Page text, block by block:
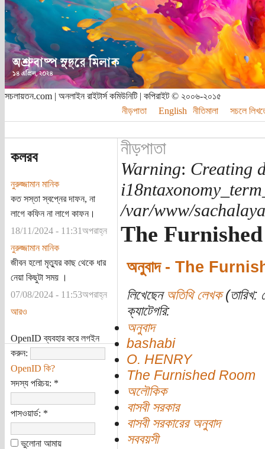
সচলায়তন.com | অনলাইন রাইটার্স কমিউনিটি | কপিরাইট © ২০০৬-২০১৫
নীড়পাতা
English নীতিমালা সচলে
কলরব
নুরুজ্জামান মানিক
কত সস্তা স্বপ্নের দাফন, না
লাগে কফিন না লাগে কাফন।
18/11/2024 - 11:31অপরাহ্ন
নুরুজ্জামান মানিক
জীবন হলো মৃত্যুর কাছ থেকে ধার
নেয়া কিছুটা সময় ।
07/08/2024 - 11:53অপরাহ্ন
আরও
OpenID ব্যবহার করে লগইন
করুন:
OpenID কি?
সদস্য পরিচয়: *
পাসওয়ার্ড: *
ভুলোনা আমায়
নীড়পাতা
Warning: Creating
/var/www/
The
অনুবাদ - The
লিখেছেন অতিথি লেখক(তারিখ:
ক্যাটেগরি:
অনুবাদ
bashabi
O. HENRY
The Furnished Room
অলৌকিক
বাসবী সরকার
বাসবী সরকারের অনুবাদ
সববয়সী